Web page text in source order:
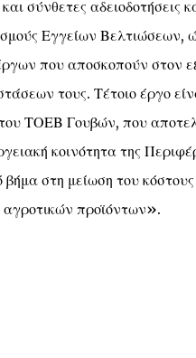
σύνθετες αδειοδοτήσεις
Εγγείων Βελτιώσεων,
που αποσκοπούν στον
τους. Τέτοιο έργο
ΤΟΕΒ Γουβών, που
κοινότητα της
στη μείωση του κόστους
προϊόντων».